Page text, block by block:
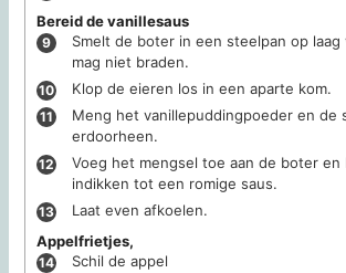
Bereid de vanillesaus
Smelt de boter in een steelpan op laag
mag niet braden.
Klop de eieren los in een aparte kom.
Meng het vanillepuddingpoeder en de
erdoorheen.
Voeg het mengsel toe aan de boter en
indikken tot een romige saus.
Laat even afkoelen.
Appelfrietjes,
Schil de appel